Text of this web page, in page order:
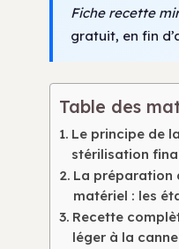
Fiche recette
gratuit, en fin
Table des
Le principe de
stérilisation
La préparation
matériel : les
Recette
léger à la